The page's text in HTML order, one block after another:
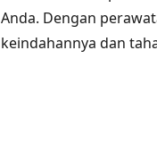
Anda. Dengan
keindahannya dan